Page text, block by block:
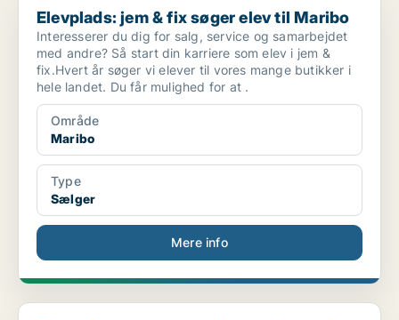
Elevplads: jem & fix søger elev til Maribo
Interesserer du dig for salg, service og samarbejdet
med andre? Så start din karriere som elev i jem &
fix.Hvert år søger vi elever til vores mange butikker i
hele landet. Du får mulighed for at .
Område
Maribo
Type
Sælger
Mere info
To synlige og opsøgende præster med hjerte for lok...